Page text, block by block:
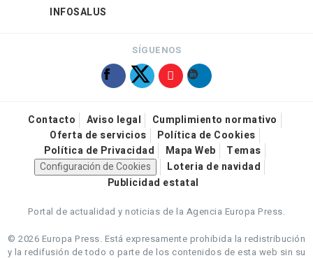
INFOSALUS
SÍGUENOS
Contacto Aviso legal
Cumplimiento normativo
Oferta de servicios
Política de Cookies
Política de Privacidad
Mapa Web
Temas
Configuración de Cookies
Loteria de navidad
Publicidad estatal
Portal de actualidad y noticias de la Agencia Europa Press.
© 2026 Europa Press. Está expresamente prohibida la redistribución
y la redifusión de todo o parte de los contenidos de esta web sin su